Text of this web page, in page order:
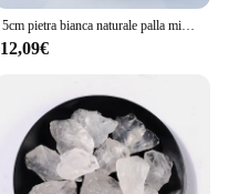
5cm pietra bianca naturale palla minerale energia guarigione pietra meditazione pietre preziose decorazione della casa regalo supporto in legno gratuito
12,09€